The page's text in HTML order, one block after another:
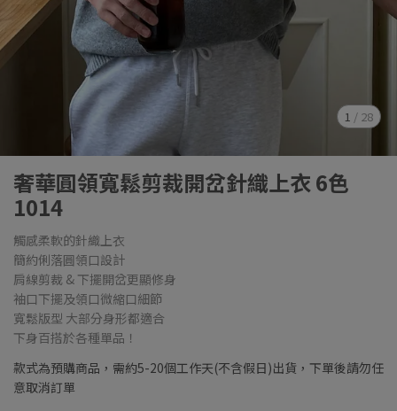
1 / 28
奢華圓領寬鬆剪裁開岔針織上衣 6色
1014
觸感柔軟的針織上衣
簡約俐落圓領口設計
肩線剪裁 & 下擺開岔更顯修身
袖口下擺及領口微縮口細節
寬鬆版型 大部分身形都適合
下身百搭於各種單品！
款式為預購商品，需約5-20個工作天(不含假日)出貨，下單後請勿任
意取消訂單